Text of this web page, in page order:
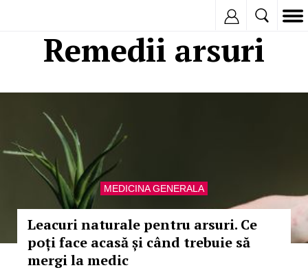
Remedii arsuri
MEDICINA GENERALA
Leacuri naturale pentru arsuri. Ce
poți face acasă și când trebuie să
mergi la medic